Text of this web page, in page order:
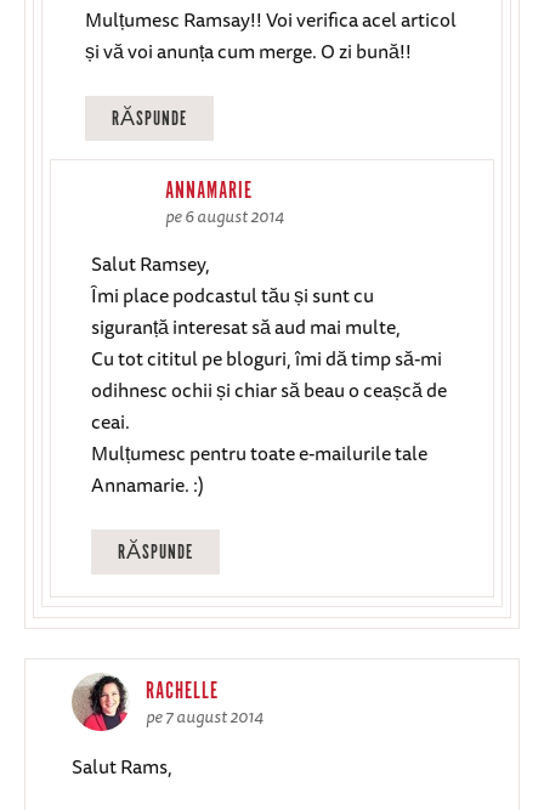
Mulțumesc Ramsay!! Voi verifica acel articol
și vă voi anunța cum merge. O zi bună!!
RĂSPUNDE
ANNAMARIE
pe 6 august 2014
Salut Ramsey,
Îmi place podcastul tău și sunt cu
siguranță interesat să aud mai multe,
Cu tot cititul pe bloguri, îmi dă timp să-mi
odihnesc ochii și chiar să beau o ceașcă de
ceai.
Mulțumesc pentru toate e-mailurile tale
Annamarie. :)
RĂSPUNDE
RACHELLE
pe 7 august 2014
Salut Rams,